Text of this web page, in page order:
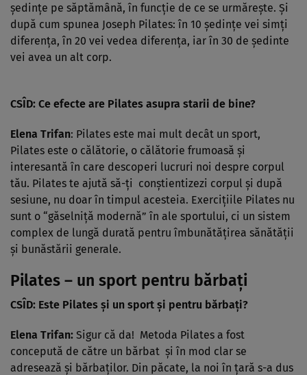
şedinţe pe săptămână, în funcţie de ce se urmăreşte. Şi
după cum spunea Joseph Pilates: în 10 şedinţe vei simţi
diferenţa, în 20 vei vedea diferenţa, iar în 30 de şedinte
vei avea un alt corp.
CSÎD: Ce efecte are Pilates asupra starii de bine?
Elena Trifan: Pilates este mai mult decât un sport,
Pilates este o călătorie, o călătorie frumoasă şi
interesantă în care descoperi lucruri noi despre corpul
tău. Pilates te ajută să-ţi conştientizezi corpul şi după
sesiune, nu doar în timpul acesteia. Exerciţiile Pilates nu
sunt o “găselniţă modernă” în ale sportului, ci un sistem
complex de lungă durată pentru îmbunătăţirea sănătăţii
şi bunăstării generale.
Pilates – un sport pentru bărbaţi
CSÎD: Este Pilates şi un sport şi pentru bărbaţi?
Elena Trifan: Sigur că da! Metoda Pilates a fost
concepută de către un bărbat şi în mod clar se
adresează şi bărbaţilor. Din păcate, la noi în ţară s-a dus